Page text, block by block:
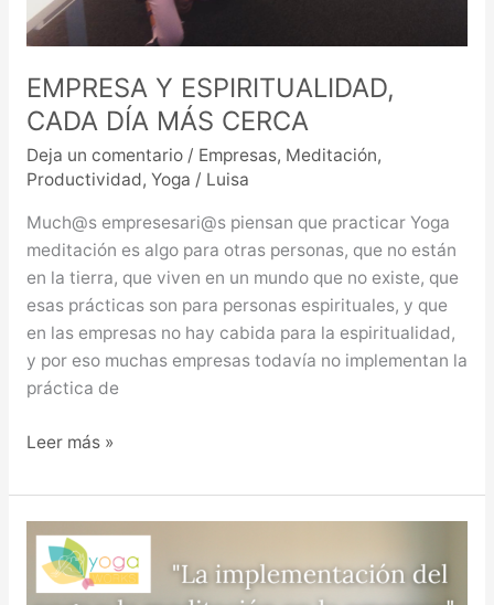
EMPRESA Y ESPIRITUALIDAD,
CADA DÍA MÁS CERCA
Deja un comentario / Empresas, Meditación,
Productividad, Yoga / Luisa
Much@s empresesari@s piensan que practicar Yoga
meditación es algo para otras personas, que no están
en la tierra, que viven en un mundo que no existe, que
esas prácticas son para personas espirituales, y que
en las empresas no hay cabida para la espiritualidad,
y por eso muchas empresas todavía no implementan la
práctica de
Leer más »
LA
PRODUCTIVIDAD:
COMO